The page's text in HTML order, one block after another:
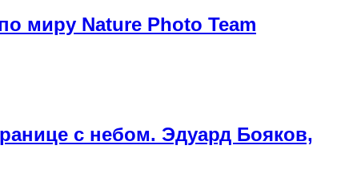
миру Nature Photo Team
с небом. Эдуард Бояков,